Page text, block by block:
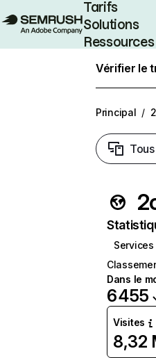
Tarifs
Solutions
Ressources
Vérifier le
Principal /
Dans le
6 455
Visites
8,32